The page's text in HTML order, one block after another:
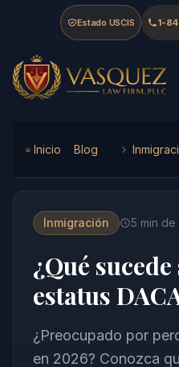
Skip to main content
Skip to navigation
Skip to footer
Estado USCIS 1-
Vasquez Law Firm - Home
Inicio Blog
Inmigración 5 min de
¿Qué
estatus
¿Preocupado por
en 2026? Conozca